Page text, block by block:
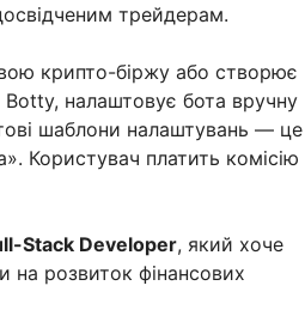
трейдерам.
крипто-біржу або створює
Botty, налаштовує бота вручну
шаблони налаштувань — це
Користувач платить комісію
Stack Developer, який хоче
на розвиток фінансових